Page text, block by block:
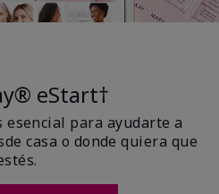
eStart†
esencial para ayudarte a
casa o donde quiera que